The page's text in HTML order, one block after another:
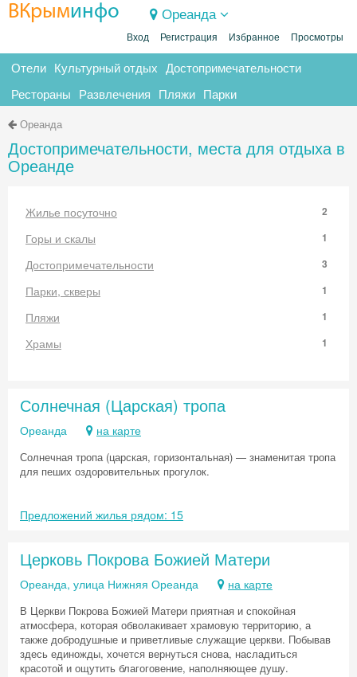
ВКрыминфо Ореанда
Вход Регистрация Избранное Просмотры
Отели Культурный отдых Достопримечательности
Рестораны Развлечения Пляжи Парки
Ореанда
Достопримечательности, места для отдыха в
Ореанде
Жилье посуточно 2
Горы и скалы 1
Достопримечательности 3
Парки, скверы 1
Пляжи 1
Храмы 1
Солнечная (Царская) тропа
Ореанда на карте
Солнечная тропа (царская, горизонтальная) — знаменитая тропа
для пеших оздоровительных прогулок.
Предложений жилья рядом: 15
Церковь Покрова Божией Матери
Ореанда, улица Нижняя Ореанда на карте
В Церкви Покрова Божией Матери приятная и спокойная
атмосфера, которая обволакивает храмовую территорию, а
также добродушные и приветливые служащие церкви. Побывав
здесь единожды, хочется вернуться снова, насладиться
красотой и ощутить благоговение, наполняющее душу.